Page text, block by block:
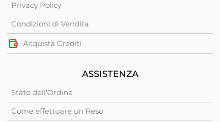
Privacy Policy
Condizioni di Vendita
Acquista Crediti
ASSISTENZA
Stato dell'Ordine
Come effettuare un Reso